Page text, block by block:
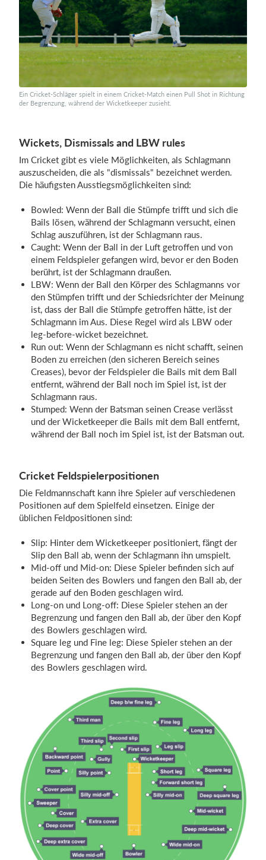
Ein Cricket-Schläger spielt in einem Cricket-Match einen Pull Shot in Richtung
der Begrenzung, während der Wicketkeeper zusieht.
Wickets, Dismissals and LBW rules
Im Cricket gibt es viele Möglichkeiten, als Schlagmann
auszuscheiden, die als "dismissals" bezeichnet werden.
Die häufigsten Ausstiegsmöglichkeiten sind:
Bowled: Wenn der Ball die Stümpfe trifft und sich die
Bails lösen, während der Schlagmann versucht, einen
Schlag auszuführen, ist der Schlagmann raus.
Caught: Wenn der Ball in der Luft getroffen und von
einem Feldspieler gefangen wird, bevor er den Boden
berührt, ist der Schlagmann draußen.
LBW: Wenn der Ball den Körper des Schlagmanns vor
den Stümpfen trifft und der Schiedsrichter der Meinung
ist, dass der Ball die Stümpfe getroffen hätte, ist der
Schlagmann im Aus. Diese Regel wird als LBW oder
leg-before-wicket bezeichnet.
Run out: Wenn der Schlagmann es nicht schafft, seinen
Boden zu erreichen (den sicheren Bereich seines
Creases), bevor der Feldspieler die Bails mit dem Ball
entfernt, während der Ball noch im Spiel ist, ist der
Schlagmann raus.
Stumped: Wenn der Batsman seinen Crease verlässt
und der Wicketkeeper die Bails mit dem Ball entfernt,
während der Ball noch im Spiel ist, ist der Batsman out.
Cricket Feldspielerpositionen
Die Feldmannschaft kann ihre Spieler auf verschiedenen
Positionen auf dem Spielfeld einsetzen. Einige der
üblichen Feldpositionen sind:
Slip: Hinter dem Wicketkeeper positioniert, fängt der
Slip den Ball ab, wenn der Schlagmann ihn umspielt.
Mid-off und Mid-on: Diese Spieler befinden sich auf
beiden Seiten des Bowlers und fangen den Ball ab, der
gerade auf den Boden geschlagen wird.
Long-on und Long-off: Diese Spieler stehen an der
Begrenzung und fangen den Ball ab, der über den Kopf
des Bowlers geschlagen wird.
Square leg und Fine leg: Diese Spieler stehen an der
Begrenzung und fangen den Ball ab, der über den Kopf
des Bowlers geschlagen wird.